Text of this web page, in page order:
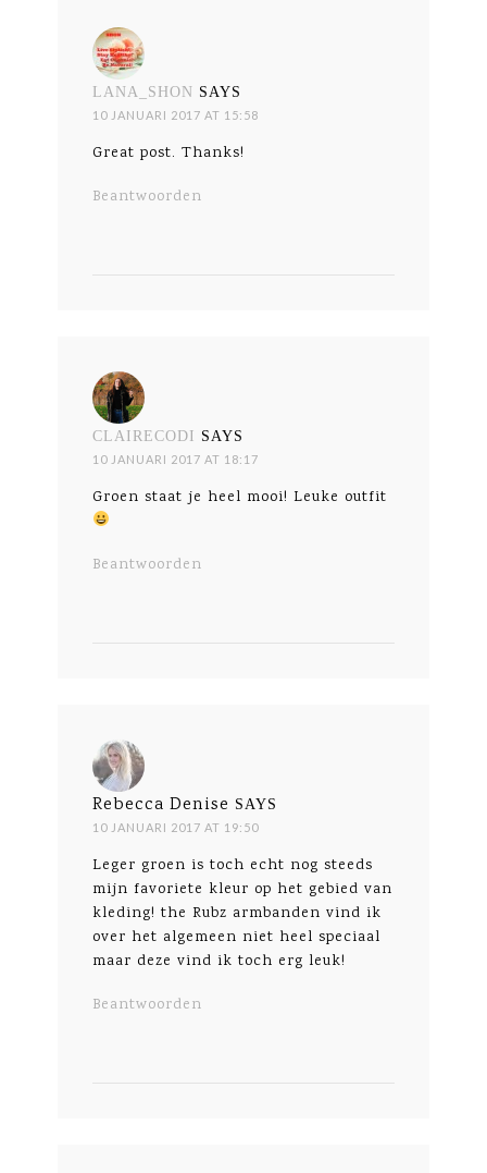
LANA_SHON SAYS
10 JANUARI 2017 AT 15:58
Great post. Thanks!
Beantwoorden
CLAIRECODI SAYS
10 JANUARI 2017 AT 18:17
Groen staat je heel mooi! Leuke outfit
Beantwoorden
Rebecca Denise SAYS
10 JANUARI 2017 AT 19:50
Leger groen is toch echt nog steeds
mijn favoriete kleur op het gebied van
kleding! the Rubz armbanden vind ik
over het algemeen niet heel speciaal
maar deze vind ik toch erg leuk!
Beantwoorden